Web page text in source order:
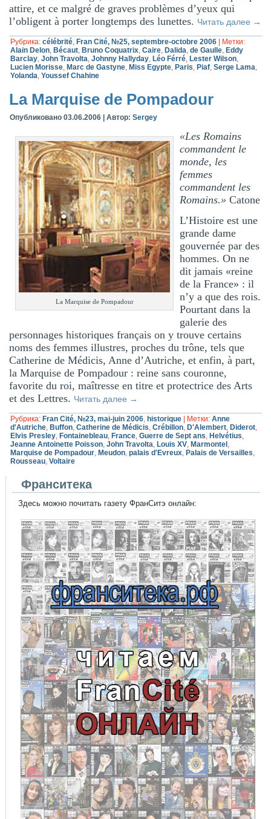
attire, et ce malgré de graves problèmes d’yeux qui
l’obligent à porter longtemps des lunettes. Читать далее →
Рубрика: célébrité, Fran Cité, №25, septembre-octobre 2006
Метки:
Alain Delon, Bécaut, Bruno Coquatrix,Caire, Dalida,de Gaulle, Eddy
Barclay,John Travolta,Johnny Hallyday, Léo Férré, Lester Wilson,
Lucien Morisse, Marc de Gastyne, Miss Egypte, Paris, Piaf,Serge Lama,
Yolanda,Youssef Chahine
La Marquise de Pompadour
Опубликовано 03.06.2006 |Автор: Sergey
La Marquise de Pompadour
«Les Romains
commandent le
monde, les
femmes
commandent les
Romains.» Catone
L’Histoire est une
grande dame
gouvernée par des
hommes. On ne
dit jamais «reine
de la France» : il
n’y a que des rois.
Pourtant dans la
galerie des
personnages historiques français on y trouve certains
noms des femmes illustres, proches du trône, tels que
Catherine de Médicis, Anne d’Autriche, et enfin, à part,
la Marquise de Pompadour : reine sans couronne,
favorite du roi, maîtresse en titre et protectrice des Arts
et des Lettres. Читать далее →
Рубрика: Fran Cité, №23, mai-juin 2006, historique Метки: Anne
d'Autriche, Buffon,Catherine de Médicis,Crébillon, D'Alembert, Diderot,
Elvis Presley, Fontainebleau, France,Guerre de Sept ans, Helvétius,
Jeanne Antoinette Poisson,John Travolta, Louis XV, Marmontel ,
Marquise de Pompadour, Meudon,palais d'Evreux, Palais de Versailles,
Rousseau,Voltaire
Франситека
Здесь можно почитать газету ФранСитэ онлайн: